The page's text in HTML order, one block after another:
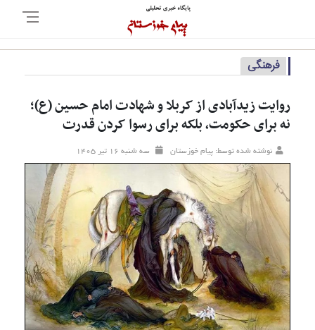
فرهنگی
روایت زیدآبادی از کربلا و شهادت امام حسین (ع)؛
نه برای حکومت، بلکه برای رسوا کردن قدرت
نوشته شده توسط: پیام خوزستان سه شنبه ۱۶ تير ۱۴۰۵